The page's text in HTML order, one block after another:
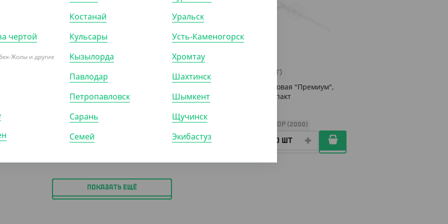
₸
-10%
495
черная, 173 мм
/ШТ)
Вилка столовая "Премиум",
белая, компакт
КОР (2000)
ПОКАЗАТЬ ЕЩЁ
чертой
Жолы и другие
Костанай
Кульсары
Кызылорда
Павлодар
Петропавловск
Сарань
Семей
Уральск
Усть-Каменогорск
Хромтау
Шахтинск
Шымкент
Щучинск
Экибастуз